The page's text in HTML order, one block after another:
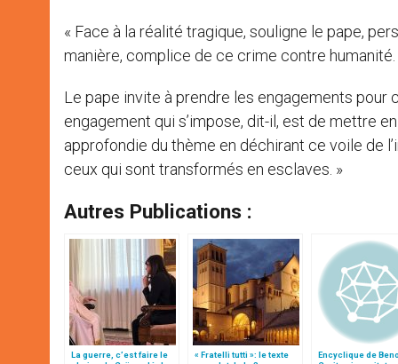
« Face à la réalité tragique, souligne le pape,
manière, complice de ce crime contre humanité.
Le pape invite à prendre les engagements pour
engagement qui s’impose, dit-il, est de mettre
approfondie du thème en déchirant ce voile de
ceux qui sont transformés en esclaves. »
Autres Publications :
La guerre, c’est faire le
« Fratelli tutti »: le texte
Encyclique de